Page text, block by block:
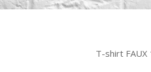
T-shirt FAUX